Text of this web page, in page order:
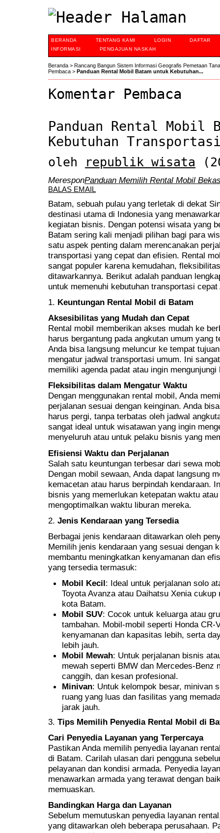
BERANDA TENTANG KAMI LOGIN
DAFTAR
INFORMASI
PENGAJUAN NASKAH
Beranda > Rancang Bangun Sistem Informasi Geografis Pemetaan
Pembaca > Panduan Rental Mobil Batam untuk Kebutuhan...
Komentar Pembaca
Panduan Rental Mobil
Kebutuhan
oleh republik wisata
MeresponPanduan Memilih Rental Mobil
BALAS EMAIL
Batam, sebuah pulau yang terletak di dekat
destinasi utama di Indonesia yang
kegiatan bisnis. Dengan potensi wisata yang
Batam sering kali menjadi pilihan bagi para
satu aspek penting dalam merencanakan
transportasi yang cepat dan efisien. Rental
sangat populer karena kemudahan,
ditawarkannya. Berikut adalah panduan
untuk memenuhi kebutuhan transportasi cepat
1. Keuntungan Rental Mobil di Batam
Aksesibilitas yang Mudah dan Cepat
Rental mobil memberikan akses mudah ke
harus bergantung pada angkutan umum yang
Anda bisa langsung meluncur ke tempat
mengatur jadwal transportasi umum. Ini
memiliki agenda padat atau ingin
Fleksibilitas dalam Mengatur Waktu
Dengan menggunakan rental mobil, Anda
perjalanan sesuai dengan keinginan. Anda
harus pergi, tanpa terbatas oleh jadwal
sangat ideal untuk wisatawan yang ingin
menyeluruh atau untuk pelaku bisnis yang
Efisiensi Waktu dan Perjalanan
Salah satu keuntungan terbesar dari sewa
Dengan mobil sewaan, Anda dapat langsung
kemacetan atau harus berpindah kendaraan.
bisnis yang memerlukan ketepatan waktu
mengoptimalkan waktu liburan mereka.
2. Jenis Kendaraan yang Tersedia
Berbagai jenis kendaraan ditawarkan oleh
Memilih jenis kendaraan yang sesuai dengan
membantu meningkatkan kenyamanan dan
yang tersedia termasuk:
Mobil Kecil: Ideal untuk perjalanan solo
Toyota Avanza atau Daihatsu Xenia
kota Batam.
Mobil SUV: Cocok untuk keluarga atau
tambahan. Mobil-mobil seperti Honda CR-
kenyamanan dan kapasitas lebih, serta
lebih jauh.
Mobil Mewah: Untuk perjalanan bisnis
mewah seperti BMW dan Mercedes-Benz
canggih, dan kesan profesional.
Minivan: Untuk kelompok besar, minivan
ruang yang luas dan fasilitas yang
jarak jauh.
3. Tips Memilih Penyedia Rental Mobil di
Cari Penyedia Layanan yang Terpercaya
Pastikan Anda memilih penyedia layanan
di Batam. Carilah ulasan dari pengguna
pelayanan dan kondisi armada. Penyedia
menawarkan armada yang terawat dengan
memuaskan.
Bandingkan Harga dan Layanan
Sebelum memutuskan penyedia layanan
yang ditawarkan oleh beberapa perusahaan.